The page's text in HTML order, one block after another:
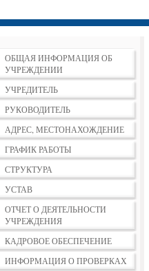
ОБЩАЯ ИНФОРМАЦИЯ ОБ
УЧРЕЖДЕНИИ
УЧРЕДИТЕЛЬ
РУКОВОДИТЕЛЬ
АДРЕС, МЕСТОНАХОЖДЕНИЕ
ГРАФИК РАБОТЫ
СТРУКТУРА
УСТАВ
ОТЧЕТ О ДЕЯТЕЛЬНОСТИ
УЧРЕЖДЕНИЯ
КАДРОВОЕ ОБЕСПЕЧЕНИЕ
ИНФОРМАЦИЯ О ПРОВЕРКАХ